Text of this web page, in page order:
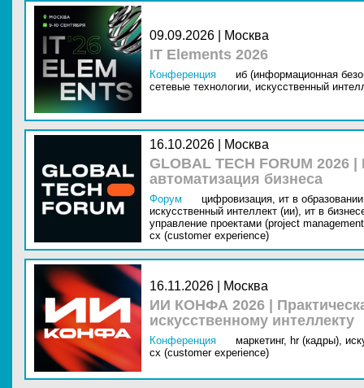
09.09.2026 | Москва
IT Elements 2026
Конференция
иб (информационная
сетевые технологии, искусственный
16.10.2026 | Москва
GLOBAL TECH FORUM
автоматизация бизнеса
Форум цифровизация, ит в
искусственный интеллект (ии), ит в
управление проектами (project
cx (customer experience)
16.11.2026 | Москва
ИИ КОНФА 2026 |
искусственному интеллекту
Конференция маркетинг, hr (кадры),
cx (customer experience)